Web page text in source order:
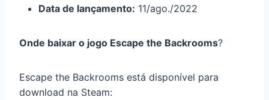
Data de lançamento: 11/ago./2022
Onde baixar o jogo Escape the Backrooms?
Escape the Backrooms está disponível para
download na Steam: